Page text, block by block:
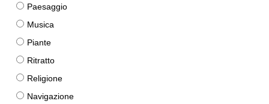
Paesaggio
Musica
Piante
Ritratto
Religione
Navigazione